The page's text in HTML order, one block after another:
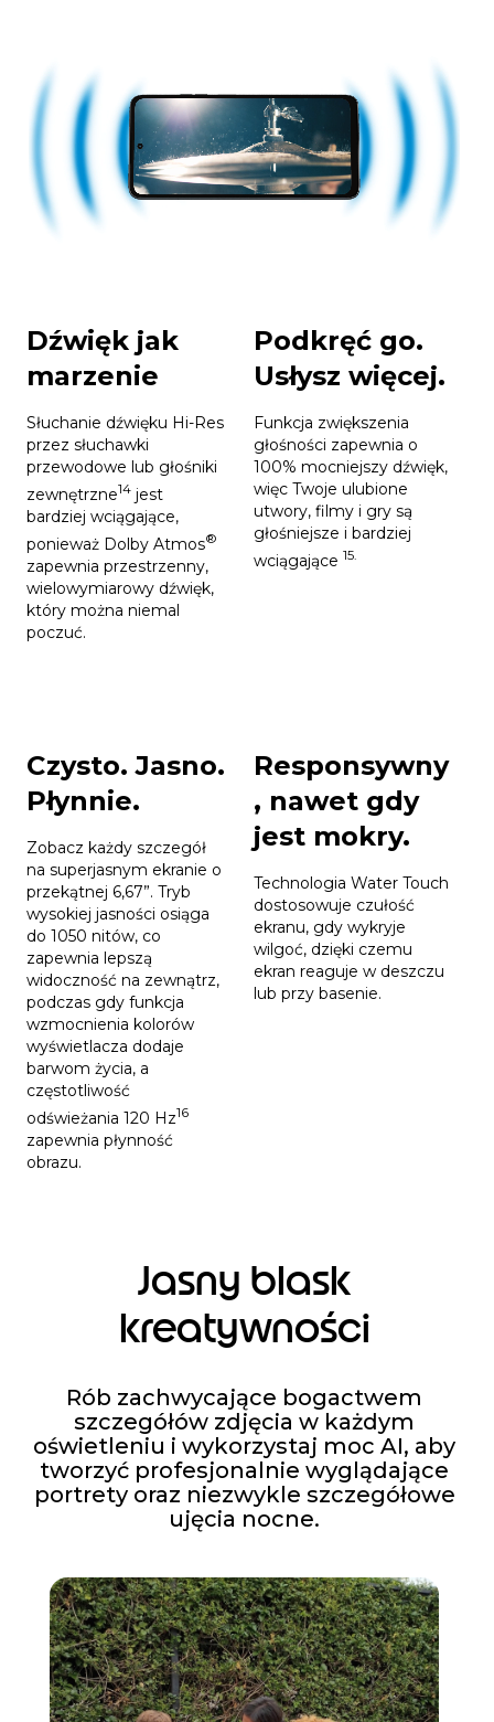
Dźwięk jak
marzenie
Słuchanie dźwięku Hi-Res
przez słuchawki
przewodowe lub głośniki
zewnętrzne14 jest
bardziej wciągające,
ponieważ Dolby Atmos®
zapewnia przestrzenny,
wielowymiarowy dźwięk,
który można niemal
poczuć.
Podkręć go.
Usłysz więcej.
Funkcja zwiększenia
głośności zapewnia o
100% mocniejszy dźwięk,
więc Twoje ulubione
utwory, filmy i gry są
głośniejsze i bardziej
wciągające 15.
Czysto. Jasno.
Płynnie.
Zobacz każdy szczegół
na superjasnym ekranie o
przekątnej 6,67”. Tryb
wysokiej jasności osiąga
do 1050 nitów, co
zapewnia lepszą
widoczność na zewnątrz,
podczas gdy funkcja
wzmocnienia kolorów
wyświetlacza dodaje
barwom życia, a
częstotliwość
odświeżania 120 Hz16
zapewnia płynność
obrazu.
Responsywny
, nawet gdy
jest mokry.
Technologia Water Touch
dostosowuje czułość
ekranu, gdy wykryje
wilgoć, dzięki czemu
ekran reaguje w deszczu
lub przy basenie.
Jasny blask
kreatywności
Rób zachwycające bogactwem
szczegółów zdjęcia w każdym
oświetleniu i wykorzystaj moc AI, aby
tworzyć profesjonalnie wyglądające
portrety oraz niezwykle szczegółowe
ujęcia nocne.